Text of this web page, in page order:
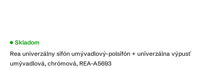
Rea univerzálny sifón umývadlový-polsifón + univerzálna výpusť
umývadlová, chrómová, REA-A5693
Skladom